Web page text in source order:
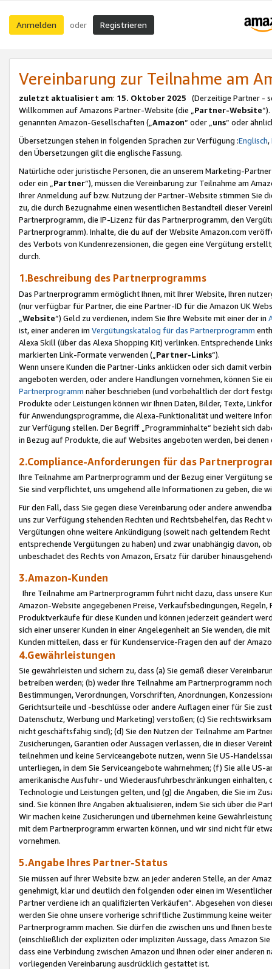
Anmelden oder Registrieren
Vereinbarung zur Teilnahme am
zuletzt aktualisiert am: 15. Oktober 2025 (Derzeitige Partner -
Willkommen auf Amazons Partner-Website (die „Partner-Website
genannten Amazon-Gesellschaften („Amazon“ oder „uns“ oder
Übersetzungen stehen in folgenden Sprachen zur Verfügung :Englisch,
den Übersetzungen gilt die englische Fassung.
Natürliche oder juristische Personen, die an unserem Marketing-
oder ein „Partner“), müssen die Vereinbarung zur Teilnahme am
Ihrer Anmeldung auf bzw. Nutzung der Partner-Website stimmen Sie
zu, die durch Bezugnahme einen wesentlichen Bestandteil dieser
Partnerprogramm, die IP-Lizenz für das Partnerprogramm, den
Partnerprogramm). Inhalte, die du auf der Website Amazon.com
des Verbots von Kundenrezensionen, die gegen eine Vergütung
durch.
1.Beschreibung des Partnerprogramms
Das Partnerprogramm ermöglicht Ihnen, mit Ihrer Website, Ihren
(nur verfügbar für Partner, die eine Partner-ID für die Amazon UK
Website“) Geld zu verdienen, indem Sie Ihre Website mit einer der in
ist, einer anderen im Vergütungskatalog für das Partnerprogramm
Alexa Skill (über das Alexa Shopping Kit) verlinken. Entsprechende
markierten Link-Formate verwenden („ Partner-Links“).
Wenn unsere Kunden die Partner-Links anklicken oder sich damit
angeboten werden, oder andere Handlungen vornehmen, können Sie
Partnerprogramm näher beschrieben (und vorbehaltlich der dort
Produkte oder Leistungen können wir Ihnen Daten, Bilder, Texte,
für Anwendungsprogramme, die Alexa-Funktionalität und weitere
zur Verfügung stellen. Der Begriff „Programminhalte“ bezieht sich
in Bezug auf Produkte, die auf Websites angeboten werden, bei
2.Compliance-Anforderungen für das
Ihre Teilnahme am Partnerprogramm und der Bezug einer Vergütung
Sie sind verpflichtet, uns umgehend alle Informationen zu geben, die
Für den Fall, dass Sie gegen diese Vereinbarung oder andere
uns zur Verfügung stehenden Rechten und Rechtsbehelfen, das
Vergütungen ohne weitere Ankündigung (soweit nach geltendem
entsprechende Vergütungen zu haben) und zwar unabhängig davon,
unbeschadet des Rechts von Amazon, Ersatz für darüber
3.Amazon-Kunden
Ihre Teilnahme am Partnerprogramm führt nicht dazu, dass unsere
Amazon-Website angegebenen Preise, Verkaufsbedingungen,
Produktverkäufe für diese Kunden und können jederzeit geändert
sich einer unserer Kunden in einer Angelegenheit an Sie wenden, die
Kunden mitteilen, dass er für Kundenservice-Fragen den auf der
4.Gewährleistungen
Sie gewährleisten und sichern zu, dass (a) Sie gemäß dieser
betreiben werden; (b) weder Ihre Teilnahme am Partnerprogramm
Bestimmungen, Verordnungen, Vorschriften, Anordnungen,
Gerichtsurteile und -beschlüsse oder andere Auflagen einer für Sie
Datenschutz, Werbung und Marketing) verstoßen; (c) Sie
nicht geschäftsfähig sind); (d) Sie den Nutzen der Teilnahme am
Zusicherungen, Garantien oder Aussagen verlassen, die in dieser
teilnehmen und keine Serviceangebote nutzen, wenn Sie US-
unterliegen, in dem Sie Serviceangebote wahrnehmen; (f) Sie alle
amerikanische Ausfuhr- und Wiederausfuhrbeschränkungen
Technologie und Leistungen gelten, und (g) die Angaben, die Sie im
sind. Sie können Ihre Angaben aktualisieren, indem Sie sich über die
Wir machen keine Zusicherungen und übernehmen keine
mit dem Partnerprogramm erwarten können, und wir sind nicht für
vornehmen.
5.Angabe Ihres Partner-Status
Sie müssen auf Ihrer Website bzw. an jeder anderen Stelle, an der
genehmigt, klar und deutlich den folgenden oder einen im
Partner verdiene ich an qualifizierten Verkäufen“. Abgesehen von
werden Sie ohne unsere vorherige schriftliche Zustimmung keine
Partnerprogramm machen. Sie dürfen die zwischen uns und Ihnen
(einschließlich der expliziten oder impliziten Aussage, dass Amazon
dass eine Verbindung zwischen Amazon und Ihnen oder einer
vorliegenden Vereinbarung ausdrücklich gestattet ist.